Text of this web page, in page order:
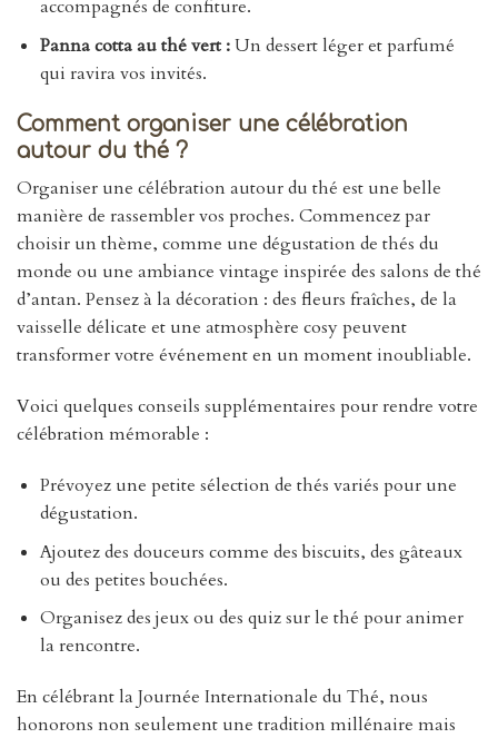
accompagnés de confiture.
Panna cotta au thé vert :Un dessert léger et parfumé
qui ravira vos invités.
Comment organiser une célébration
autour du thé ?
Organiser une célébration autour du thé est une belle
manière de rassembler vos proches. Commencez par
choisir un thème, comme une dégustation de thés du
monde ou une ambiance vintage inspirée des salons de thé
d’antan. Pensez à la décoration : des fleurs fraîches, de la
vaisselle délicate et une atmosphère cosy peuvent
transformer votre événement en un moment inoubliable.
Voici quelques conseils supplémentaires pour rendre votre
célébration mémorable :
Prévoyez une petite sélection de thés variés pour une
dégustation.
Ajoutez des douceurs comme des biscuits, des gâteaux
ou des petites bouchées.
Organisez des jeux ou des quiz sur le thé pour animer
la rencontre.
En célébrant la Journée Internationale du Thé, nous
honorons non seulement une tradition millénaire mais